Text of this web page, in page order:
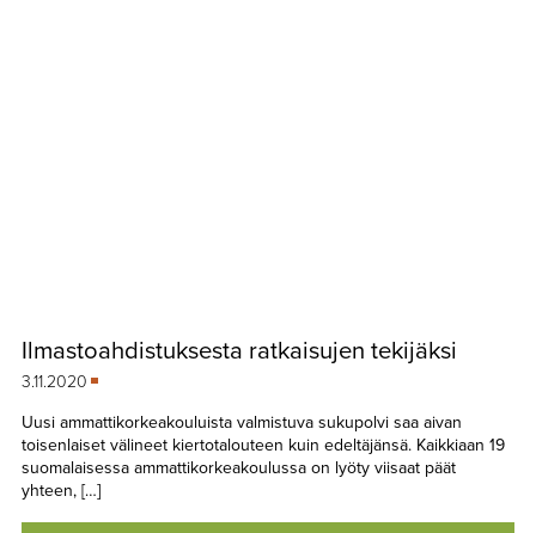
Ilmastoahdistuksesta ratkaisujen tekijäksi
3.11.2020
Uusi ammattikorkeakouluista valmistuva sukupolvi saa aivan
toisenlaiset välineet kiertotalouteen kuin edeltäjänsä. Kaikkiaan 19
suomalaisessa ammattikorkeakoulussa on lyöty viisaat päät
yhteen, […]